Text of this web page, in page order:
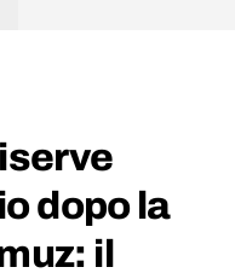
dopo la
il